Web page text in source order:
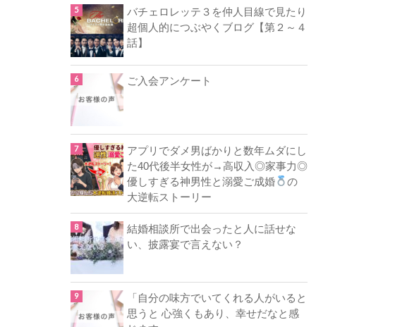
バチェロレッテ３を仲人目線で見たり
超個人的につぶやくブログ【第２～４
話】
ご入会アンケート
アプリでダメ男ばかりと数年ムダにし
た40代後半女性が→高収入◎家事力◎
優しすぎる神男性と溺愛ご成婚
の
大逆転ストーリー
結婚相談所で出会ったと人に話せな
い、披露宴で言えない？
「自分の味方でいてくれる人がいると
思うと 心強くもあり、幸せだなと感